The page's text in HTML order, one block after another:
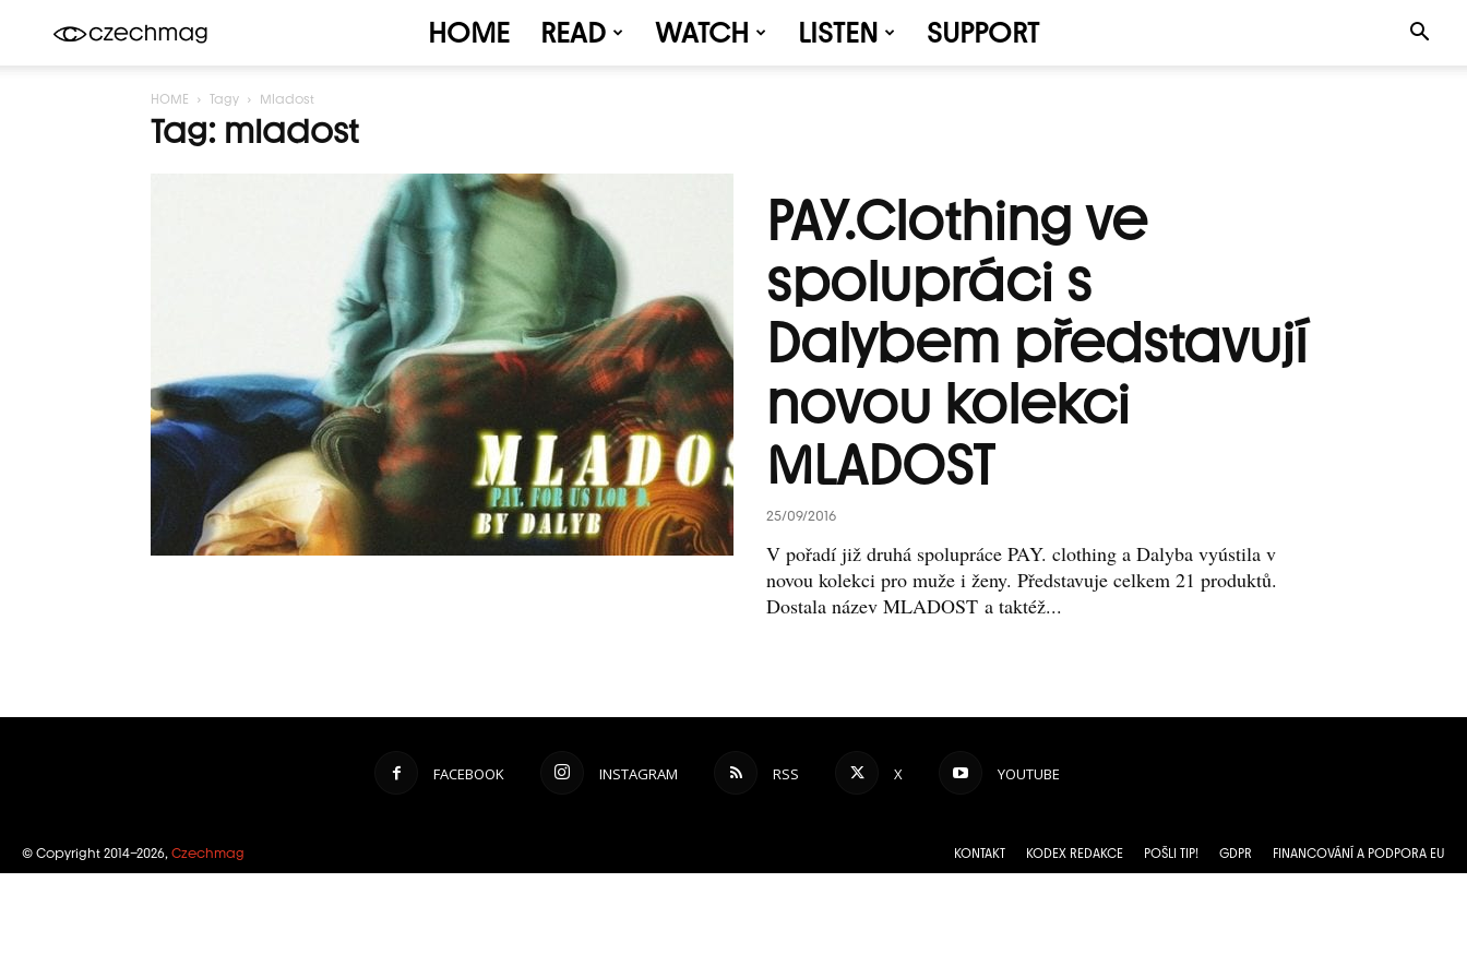
HOME READ WATCH LISTEN SUPPORT
HOME Tagy Mladost
Tag: mladost
PAY.Clothing ve
spolupráci s
Dalybem představují
novou kolekci
MLADOST
25/09/2016
V pořadí již druhá spolupráce PAY. clothing a Dalyba vyústila v
novou kolekci pro muže i ženy. Představuje celkem 21 produktů.
Dostala název MLADOST a taktéž...
FACEBOOK INSTAGRAM RSS X YOUTUBE
KONTAKT KODEX REDAKCE POŠLI TIP! GDPR FINANCOVÁNÍ A PODPORA EU
© Copyright 2014–2026, Czechmag